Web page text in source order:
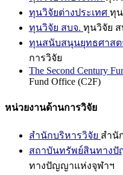
ทุนวิจัยต่างประเทศ ทุน
ทุนวิจัย สบจ. ทุนวิจัย ส
ทุนสนับสนุนยุทธศาสต
การวิจัย
The Second Century
Fund Office (C2F)
หน่วยงานด้านการวิจัย
สำนักบริหารวิจัย สำนั
สถาบันทรัพย์สินทาง
ทางปัญญาแห่งจุฬาฯ